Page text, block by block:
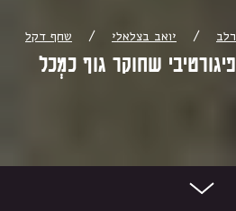
/ יואב בצלאלי / שחף דקל
שחוקר גוף כמְכל